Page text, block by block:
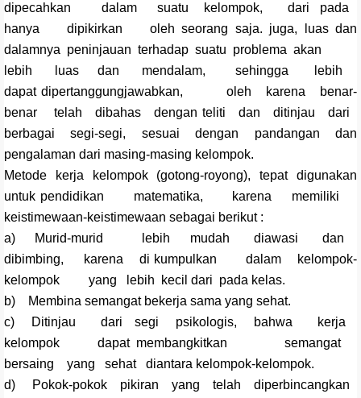
dipecahkan dalam suatu kelompok, dari pada
hanya dipikirkan oleh seorang saja. juga, luas dan
dalamnya peninjauan terhadap suatu problema akan
lebih luas dan mendalam, sehingga lebih
dapat dipertanggungjawabkan, oleh karena benar-
benar telah dibahas dengan teliti dan ditinjau dari
berbagai segi-segi, sesuai dengan pandangan dan
pengalaman dari masing-masing kelompok.
Metode kerja kelompok (gotong-royong), tepat digunakan
untuk pendidikan matematika, karena memiliki
keistimewaan-keistimewaan sebagai berikut :
a) Murid-murid lebih mudah diawasi dan
dibimbing, karena di kumpulkan dalam kelompok-
kelompok yang lebih kecil dari pada kelas.
b) Membina semangat bekerja sama yang sehat.
c) Ditinjau dari segi psikologis, bahwa kerja
kelompok dapat membangkitkan semangat
bersaing yang sehat diantara kelompok-kelompok.
d) Pokok-pokok pikiran yang telah diperbincangkan